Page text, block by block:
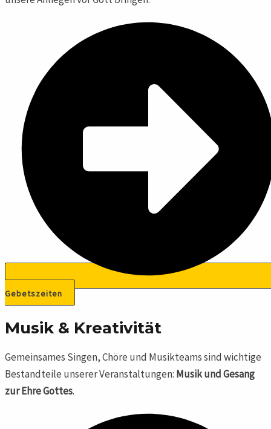
Gebetszeiten
Musik & Kreativität
Gemeinsames Singen, Chöre und Musikteams sind wichtige
Bestandteile unserer Veranstaltungen: Musik und Gesang
zur Ehre Gottes.